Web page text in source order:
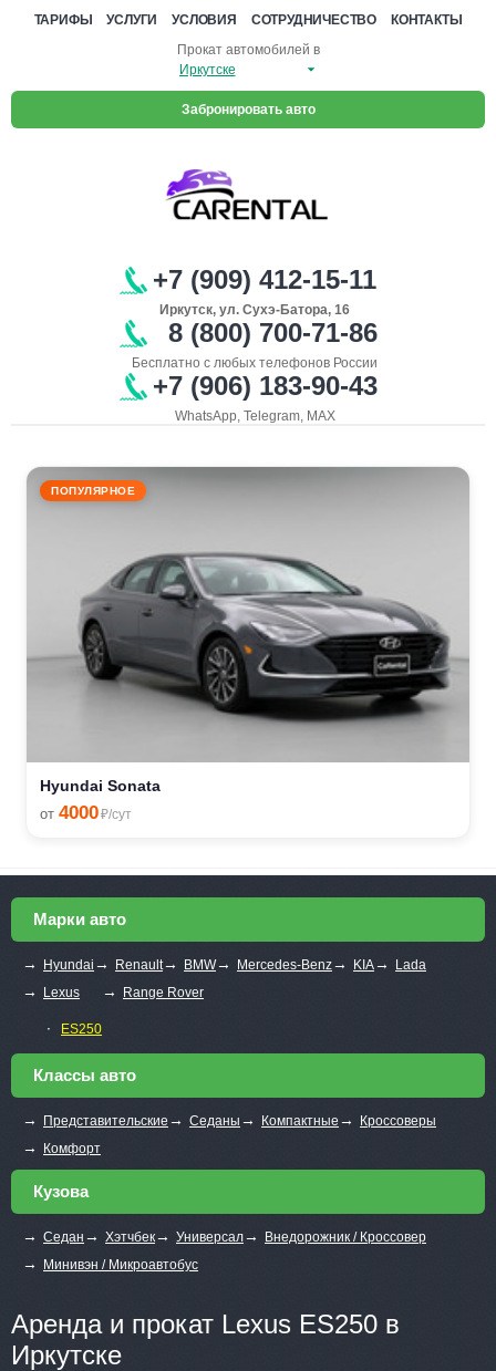
ТАРИФЫ УСЛУГИ УСЛОВИЯ СОТРУДНИЧЕСТВО
КОНТАКТЫ
Прокат автомобилей в
Забронировать авто
+7 (909) 412-15-11
Иркутск, ул. Сухэ-Батора, 16
8 (800) 700-71-86
Бесплатно с любых телефонов России
+7 (906) 183-90-43
WhatsApp, Telegram, MAX
ПОПУЛЯРНОЕ
Hyundai Sonata
от 4000₽/сут
Марки авто
→ Hyundai → Renault→ BMW→ Mercedes-Benz→ KIA→ Lada
→ Lexus
∙ ES250
→ Range Rover
Классы авто
→ Представительские → Седаны → Компактные → Кроссоверы
→ Комфорт
Кузова
→ Седан → Хэтчбек→ Универсал→ Внедорожник / Кроссовер
→ Минивэн / Микроавтобус
Аренда и прокат Lexus ES250 в
Иркутске